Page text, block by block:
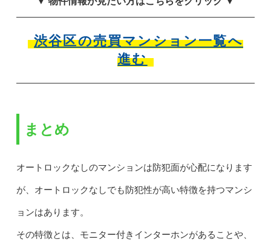
渋谷区の売買マンション一覧へ
進む
まとめ
オートロックなしのマンションは防犯面が心配になります
が、オートロックなしでも防犯性が高い特徴を持つマンシ
ョンはあります。
その特徴とは、モニター付きインターホンがあることや、